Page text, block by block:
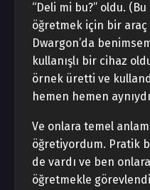
“Deli mi bu?” oldu.
öğretmek için bir araç
Dwargon’da
kullanışlı bir cihaz
örnek üretti ve
hemen hemen
Ve onlara temel
öğretiyordum. Pratik
de vardı ve ben
öğretmekle